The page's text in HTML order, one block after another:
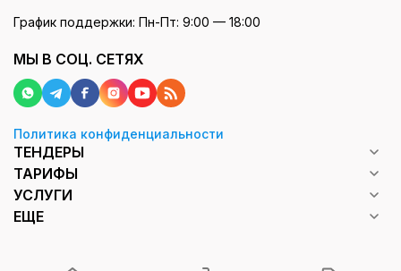
График поддержки: Пн-Пт: 9:00 — 18:00
МЫ В СОЦ. СЕТЯХ
Политика конфиденциальности
ТЕНДЕРЫ
ТАРИФЫ
УСЛУГИ
ЕЩЕ